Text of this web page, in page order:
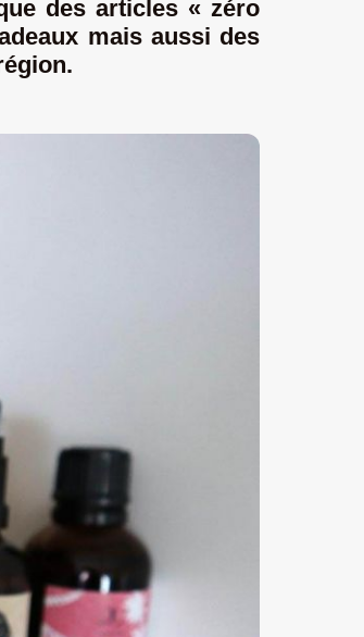
des articles « zéro
mais aussi des